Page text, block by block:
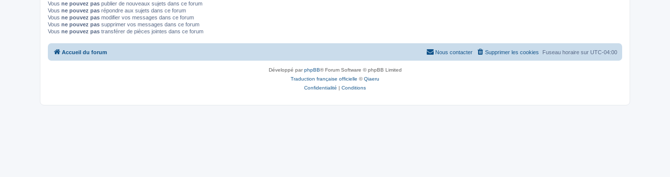
Vous ne pouvez pas publier de nouveaux sujets dans ce forum
Vous ne pouvez pas répondre aux sujets dans ce forum
Vous ne pouvez pas modifier vos messages dans ce forum
Vous ne pouvez pas supprimer vos messages dans ce forum
Vous ne pouvez pas transférer de pièces jointes dans ce forum
Accueil du forum Fuseau horaire sur UTC-04:00
Supprimer les cookies
Nous contacter
Développé parphpBB® Forum Software © phpBB Limited
Traduction française officielle ©Qiaeru
Confidentialité | Conditions